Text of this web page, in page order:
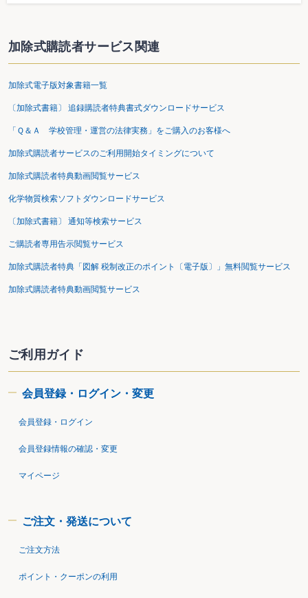
加除式購読者サービス関連
加除式電子版対象書籍一覧
〔加除式書籍〕 追録購読者特典書式ダウンロードサービス
「Ｑ＆Ａ 学校管理・運営の法律実務」をご購入のお客様へ
加除式購読者サービスのご利用開始タイミングについて
加除式購読者特典動画閲覧サービス
化学物質検索ソフトダウンロードサービス
〔加除式書籍〕 通知等検索サービス
ご購読者専用告示閲覧サービス
加除式購読者特典「図解 税制改正のポイント〔電子版〕」無料閲覧サービス
加除式購読者特典動画閲覧サービス
ご利用ガイド
会員登録・ログイン・変更
会員登録・ログイン
会員登録情報の確認・変更
マイページ
ご注文・発送について
ご注文方法
ポイント・クーポンの利用